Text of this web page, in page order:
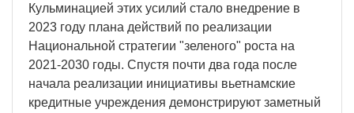
Кульминацией этих усилий стало внедрение в
2023 году плана действий по реализации
Национальной стратегии "зеленого" роста на
2021-2030 годы. Спустя почти два года после
начала реализации инициативы вьетнамские
кредитные учреждения демонстрируют заметный